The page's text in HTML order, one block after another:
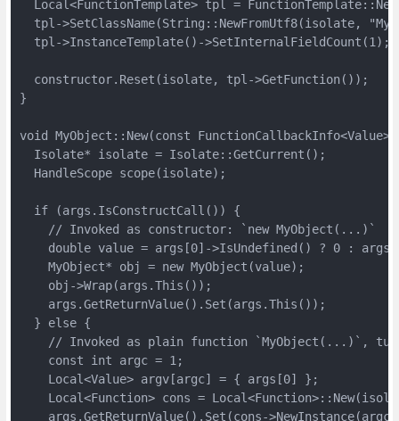
Local<FunctionTemplate> tpl =
tpl->SetClassName(String::NewFromUtf8(isolate,
  tpl->InstanceTemplate()->SetInternalFieldCount(1);
  constructor.Reset(isolate, tpl->GetFunction());
}
void MyObject::New(const
  Isolate* isolate = Isolate::GetCurrent();
  HandleScope scope(isolate);
  if (args.IsConstructCall()) {
    // Invoked as constructor: `new MyObject(...)`
double value = args[0]->IsUndefined() ? 0 :
    MyObject* obj = new MyObject(value);
    obj->Wrap(args.This());
    args.GetReturnValue().Set(args.This());
  } else {
// Invoked as plain function `MyObject(...)`,
    const int argc = 1;
    Local<Value> argv[argc] = { args[0] };
Local<Function> cons =
args.GetReturnValue().Set(cons-